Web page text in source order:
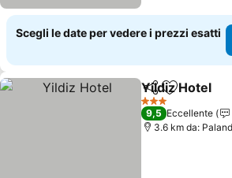
Scegli le date per vedere i prezzi esatti
CondividiAggiungi
Yildiz Hotel
3 Stelle
9,5 Eccellente
3.6 km da: